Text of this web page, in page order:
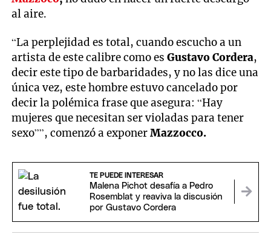
al aire.
“La perplejidad es total, cuando escucho a un
artista de este calibre como esGustavo Cordera,
decir este tipo de barbaridades, y no las dice una
única vez, este hombre estuvo cancelado por
decir la polémica frase que asegura: “Hay
mujeres que necesitan ser violadas para tener
sexo””, comenzó a exponerMazzocco.
TE PUEDE INTERESAR
Malena Pichot desafía a Pedro
Rosemblat y reaviva la discusión
por Gustavo Cordera